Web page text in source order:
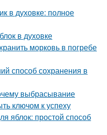
в духовке: полное
в духовке
морковь в погребе
способ сохранения в
выбрасывание
ключом к успеху
яблок: простой способ